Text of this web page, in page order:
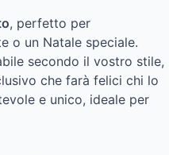
, perfetto per
o un Natale speciale.
secondo il vostro stile,
che farà felici chi lo
e unico, ideale per